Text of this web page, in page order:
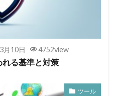
月10日 4752view
る基準と対策
ツール